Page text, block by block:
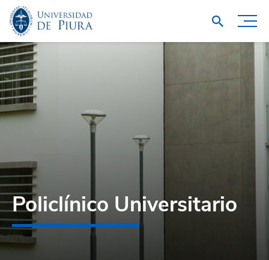
Policlínico Universitario